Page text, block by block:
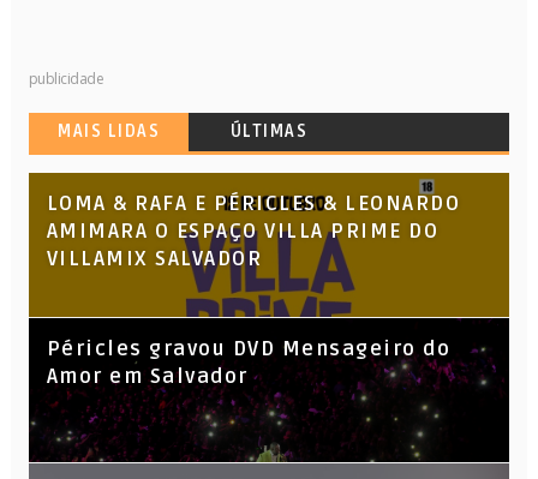
publicidade
MAIS LIDAS ÚLTIMAS
LOMA & RAFA E PÉRICLES & LEONARDO
AMIMARA O ESPAÇO VILLA PRIME DO
VILLAMIX SALVADOR
Péricles gravou DVD Mensageiro do
Amor em Salvador